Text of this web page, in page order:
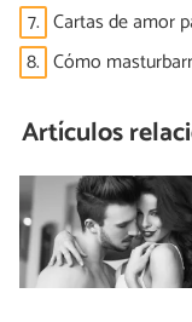
7. Cartas de amor
8. Cómo
Artículos